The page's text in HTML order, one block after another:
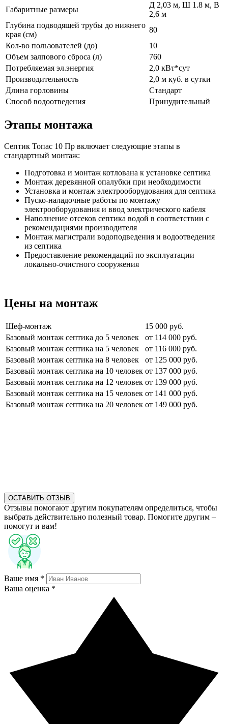
Габаритные размеры
Д 2,03 м, Ш 1.8 м, В
2,6 м
Глубина подводящей трубы до нижнего
края (см)
80
Кол-во пользователей (до)
10
Объем залпового сброса (л)
760
Потребляемая эл.энергия
2,0 кВт*сут
Производительность
2,0 м куб. в сутки
Длина горловины
Стандарт
Способ водоотведения
Принудительный
Этапы монтажа
Септик Топас 10 Пр включает следующие этапы в
стандартный монтаж:
Подготовка и монтаж котлована к установке септика
Монтаж деревянной опалубки при необходимости
Установка и монтаж электрооборудования для септика
Пуско-наладочные работы по монтажу
электрооборудования и ввод электрического кабеля
Наполнение отсеков септика водой в соответствии с
рекомендациями производителя
Монтаж магистрали водоподведения и водоотведения
из септика
Предоставление рекомендаций по эксплуатации
локально-очистного сооружения
Цены на монтаж
Шеф-монтаж
15 000 руб.
Базовый монтаж септика до 5 человек
от 114 000 руб.
Базовый монтаж септика на 5 человек
от 116 000 руб.
Базовый монтаж септика на 8 человек
от 125 000 руб.
Базовый монтаж септика на 10 человек от 137 000 руб.
Базовый монтаж септика на 12 человек от 139 000 руб.
Базовый монтаж септика на 15 человек от 141 000 руб.
Базовый монтаж септика на 20 человек от 149 000 руб.
ОСТАВИТЬ ОТЗЫВ
Отзывы помогают другим покупателям определиться, чтобы
выбрать действительно полезный товар. Помогите другим –
помогут и вам!
Ваше имя *
Ваша оценка *